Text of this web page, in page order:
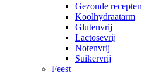
Gezonde recepten
Koolhydraatarm
Glutenvrij
Lactosevrij
Notenvrij
Suikervrij
Feest